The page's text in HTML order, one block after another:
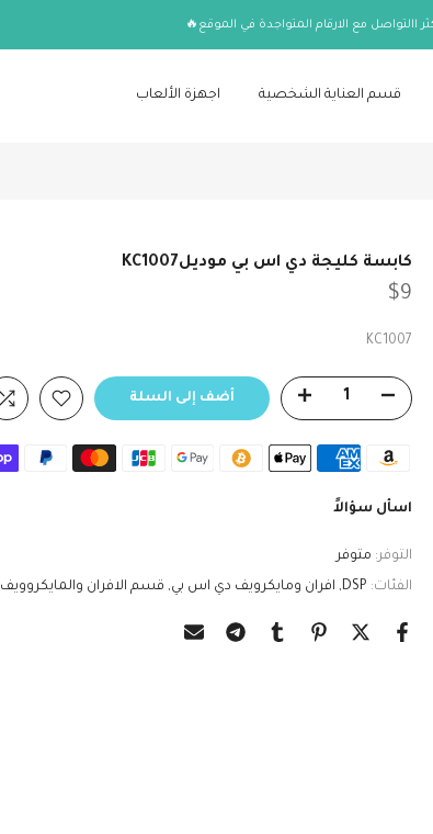
االتواصل مع الارقام المتواجدة في الموقع🔥
قسم العناية الشخصية اجهزة الألعاب
كابسة كليجة دي اس بي موديلKC1007
$9
KC1007
أضف إلى السلة
اسأل سؤالاً
التوفر: متوفر
الفئات: DSP افران ومايكرويف دي اس بي قسم الافران والمايكروويف